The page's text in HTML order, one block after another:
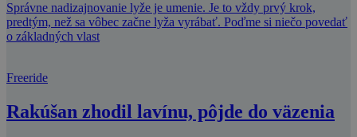
Správne nadizajnovanie lyže je umenie. Je to vždy prvý krok,
predtým, než sa vôbec začne lyža vyrábať. Poďme si niečo povedať
o základných vlast
Freeride
Rakúšan zhodil lavínu, pôjde do väzenia